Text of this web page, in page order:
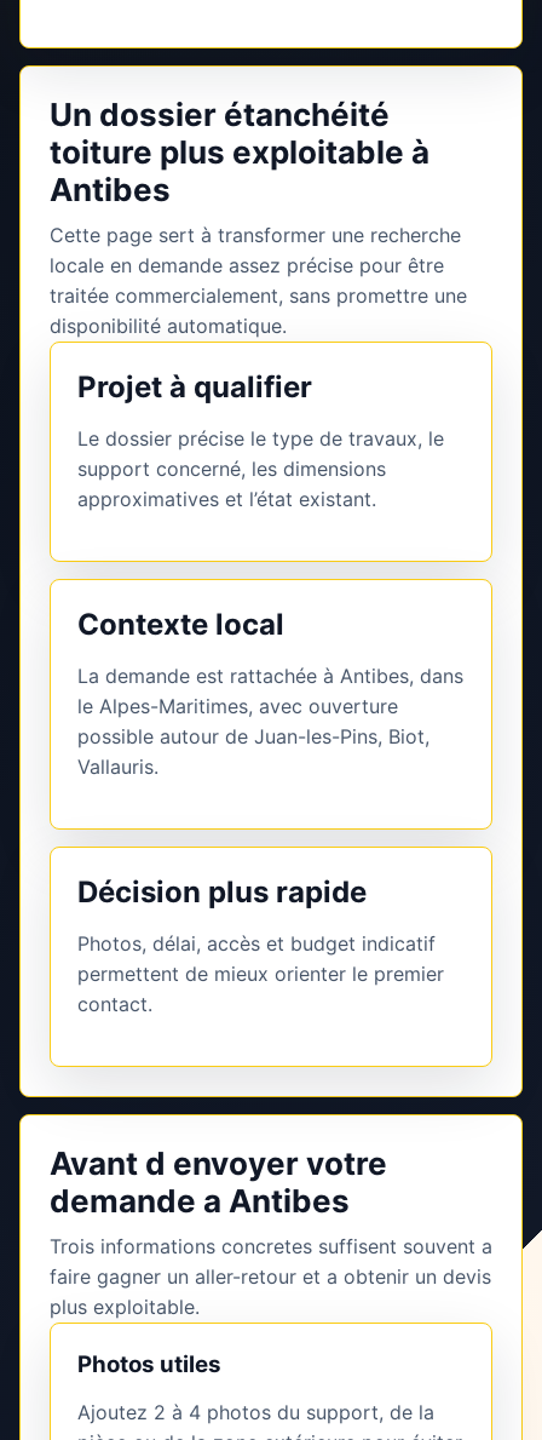
Un dossier étanchéité
toiture plus exploitable à
Antibes
Cette page sert à transformer une recherche
locale en demande assez précise pour être
traitée commercialement, sans promettre une
disponibilité automatique.
Projet à qualifier
Le dossier précise le type de travaux, le
support concerné, les dimensions
approximatives et l’état existant.
Contexte local
La demande est rattachée à Antibes, dans
le Alpes-Maritimes, avec ouverture
possible autour de Juan-les-Pins, Biot,
Vallauris.
Décision plus rapide
Photos, délai, accès et budget indicatif
permettent de mieux orienter le premier
contact.
Avant d envoyer votre
demande a Antibes
Trois informations concretes suffisent souvent a
faire gagner un aller-retour et a obtenir un devis
plus exploitable.
Photos utiles
Ajoutez 2 à 4 photos du support, de la